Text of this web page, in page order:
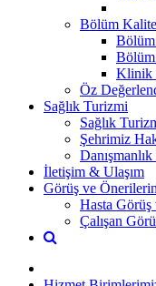
Bölüm
Bölüm
Klinik
Öz
Sağlık Turizmi
Sağlık
Şehrimiz
İletişim & Ulaşım
Görüş ve
Hasta
Çalışan